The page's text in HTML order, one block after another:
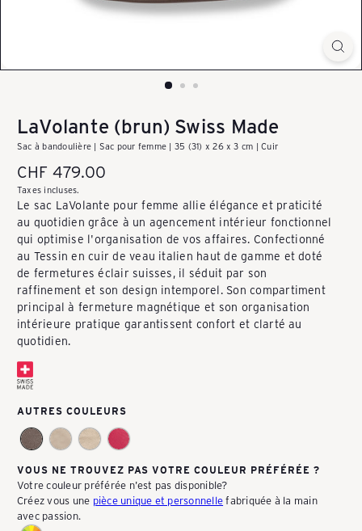
a
u
f
e
n
-
P
A
C
LaVolante (brun) Swiss Made
Sac à bandoulière | Sac pour femme | 35 (31) x 26 x 3 cm | Cuir
Prix
régulier
CHF 479.00
Taxes incluses.
Le sac LaVolante pour femme allie élégance et praticité
au quotidien grâce à un agencement intérieur fonctionnel
qui optimise l'organisation de vos affaires. Confectionné
au Tessin en cuir de veau italien haut de gamme et doté
de fermetures éclair suisses, il séduit par son
raffinement et son design intemporel. Son compartiment
principal à fermeture magnétique et son organisation
intérieure pratique garantissent confort et clarté au
quotidien.
AUTRES COULEURS
VOUS NE TROUVEZ PAS VOTRE COULEUR PRÉFÉRÉE ?
Votre couleur préférée n'est pas disponible?
Créez vous une pièce unique et personnellefabriquée à la main
avec passion.